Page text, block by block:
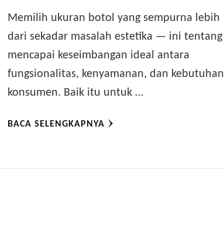
Memilih ukuran botol yang sempurna lebih
dari sekadar masalah estetika — ini tentang
mencapai keseimbangan ideal antara
fungsionalitas, kenyamanan, dan kebutuhan
konsumen. Baik itu untuk …
BACA SELENGKAPNYA